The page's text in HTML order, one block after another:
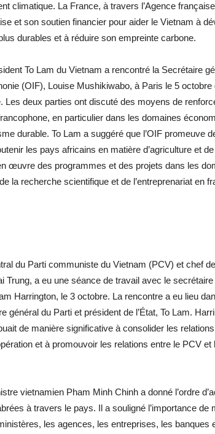
climatique. La France, à travers l’Agence
et son soutien financier pour aider le Vietnam à
durables et à réduire son empreinte carbone.
To Lam du Vietnam a rencontré la Secrétaire
(OIF), Louise Mushikiwabo, à Paris le 5
Les deux parties ont discuté des moyens de
en particulier dans les domaines
durable. To Lam a suggéré que l’OIF promeuve
les pays africains en matière d’agriculture et
œuvre des programmes et des projets dans les
la recherche scientifique et de l’entreprenariat en
du Parti communiste du Vietnam (PCV) et chef
Trung, a eu une séance de travail avec le
Harrington, le 3 octobre. La rencontre a eu lieu
général du Parti et président de l’État, To Lam.
de manière significative à consolider les
et à promouvoir les relations entre le PCV et
vietnamien Pham Minh Chinh a donné l’ordre
à travers le pays. Il a souligné l’importance de
les agences, les entreprises, les banques